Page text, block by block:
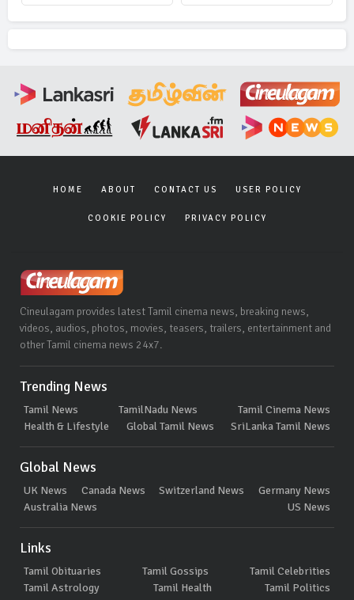
HOME ABOUT CONTACT US USER POLICY
COOKIE POLICY PRIVACY POLICY
Cineulagam provides latest Tamil cinema news, breaking news,
videos, audios, photos, movies, teasers, trailers, entertainment and
other Tamil cinema news 24x7.
Trending News
Tamil News TamilNadu News
Tamil Cinema News
Health & Lifestyle
Global Tamil News SriLanka Tamil News
Global News
UK News Canada News Switzerland News
Germany News
Australia News
US News
Links
Tamil Obituaries Tamil Gossips
Tamil Celebrities
Tamil Astrology
Tamil Health Tamil Politics